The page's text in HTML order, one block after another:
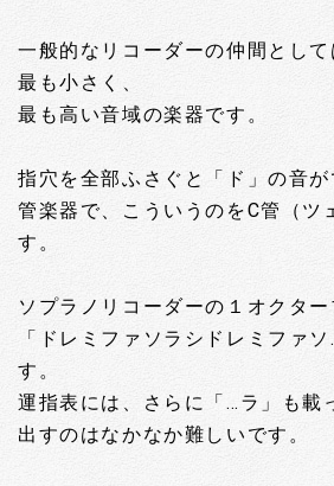
一般的なリコーダーの仲間として
最も小さく、
最も高い音域の楽器です。
指穴を全部ふさぐと「ド」の音が
管楽器で、こういうのをC管（ツ
す。
ソプラノリコーダーの１オクター
「ドレミファソラシドレミファ
す。
運指表には、さらに「…ラ」も載
出すのはなかなか難しいです。